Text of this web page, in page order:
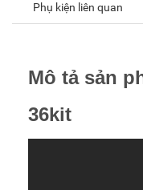
Phụ kiện liên quan
Mô tả sản
36kit